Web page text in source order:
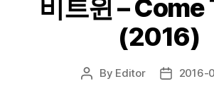
비트윈 – Come
(2016)
Post
By Editor
Post2016-